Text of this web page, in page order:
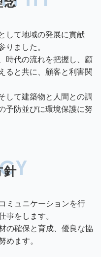
して地域の発展に貢献
りました。
時代の流れを把握し、顧
ると共に、顧客と利害関
して建築物と人間との調
予防並びに環境保護に努
針
ミュニケーションを行
事をします。
の確保と育成、優良な協
めます。